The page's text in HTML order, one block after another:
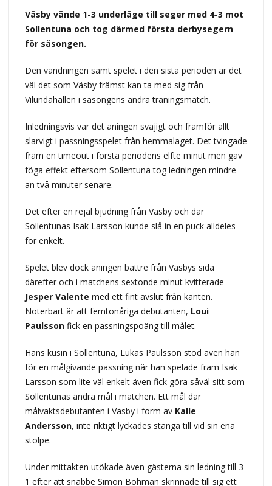
Väsby vände 1-3 underläge till seger med 4-3 mot
Sollentuna och tog därmed första derbysegern
för säsongen.
Den vändningen samt spelet i den sista perioden är det
väl det som Väsby främst kan ta med sig från
Vilundahallen i säsongens andra träningsmatch.
Inledningsvis var det aningen svajigt och framför allt
slarvigt i passningsspelet från hemmalaget. Det tvingade
fram en timeout i första periodens elfte minut men gav
föga effekt eftersom Sollentuna tog ledningen mindre
än två minuter senare.
Det efter en rejäl bjudning från Väsby och där
Sollentunas Isak Larsson kunde slå in en puck alldeles
för enkelt.
Spelet blev dock aningen bättre från Väsbys sida
därefter och i matchens sextonde minut kvitterade
Jesper Valente med ett fint avslut från kanten.
Noterbart är att femtonåriga debutanten, Loui
Paulssonfick en passningspoäng till målet.
Hans kusin i Sollentuna, Lukas Paulsson stod även han
för en målgivande passning när han spelade fram Isak
Larsson som lite väl enkelt även fick göra såväl sitt som
Sollentunas andra mål i matchen. Ett mål där
målvaktsdebutanten i Väsby i form av Kalle
Andersson, inte riktigt lyckades stänga till vid sin ena
stolpe.
Under mittakten utökade även gästerna sin ledning till 3-
1 efter att snabbe Simon Bohman skrinnade till sig ett